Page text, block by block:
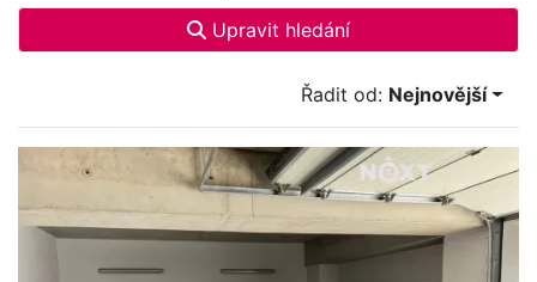
Upravit hledání
Řadit od: Nejnovější